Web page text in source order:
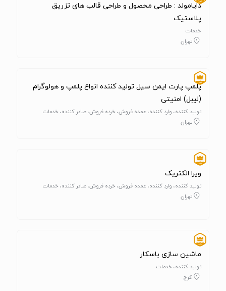
دایامولد : طراحی محصول و طراحی قالب های تزریق
پلاستیک
خدمات
تهران
پلمپ پارت ایمن سیل تولید کننده انواع پلمپ و هولوگرام
(لیبل) امنیتی
تولید کننده، وارد کننده، عمده فروش، خرده فروش، صادر کننده، خدمات
تهران
ویرا الکتریک
تولید کننده، وارد کننده، عمده فروش، خرده فروش، صادر کننده، خدمات
تهران
ماشین سازی باسکار
تولید کننده، خدمات
کرج